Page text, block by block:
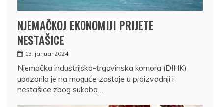
NJEMAČKOJ EKONOMIJI PRIJETE
NESTAŠICE
13. januar 2024.
Njemačka industrijsko-trgovinska komora (DIHK)
upozorila je na moguće zastoje u proizvodnji i
nestašice zbog sukoba…